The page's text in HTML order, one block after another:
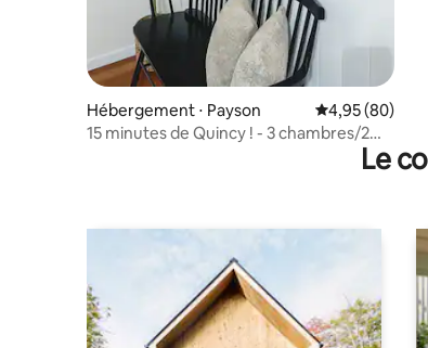
Hébergement ⋅ Payson Évaluation
4,95 (80)
15 minutes de Quincy ! - 3 chambres/2
Le